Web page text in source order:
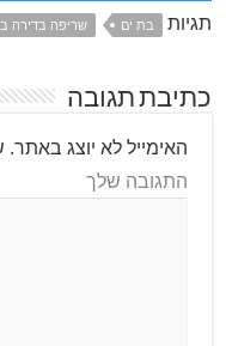
תגיות בת ים שריפה בדירה
כתיבת תגובה
האימייל לא יוצג באתר.
התגובה שלך